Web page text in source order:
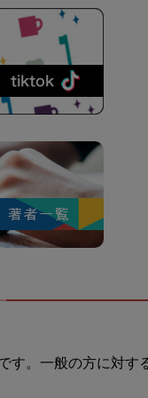
す。一般の方に対す